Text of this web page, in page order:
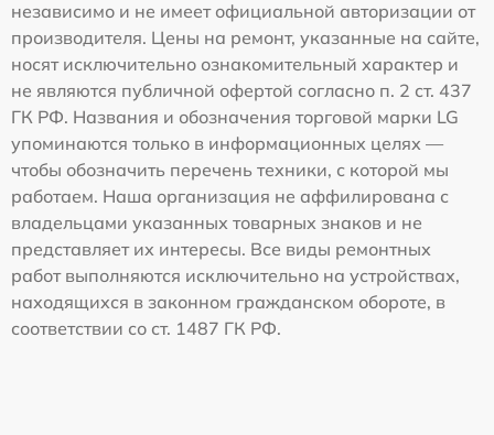
независимо и не имеет официальной авторизации от
производителя. Цены на ремонт, указанные на сайте,
носят исключительно ознакомительный характер и
не являются публичной офертой согласно п. 2 ст. 437
ГК РФ. Названия и обозначения торговой марки LG
упоминаются только в информационных целях —
чтобы обозначить перечень техники, с которой мы
работаем. Наша организация не аффилирована с
владельцами указанных товарных знаков и не
представляет их интересы. Все виды ремонтных
работ выполняются исключительно на устройствах,
находящихся в законном гражданском обороте, в
соответствии со ст. 1487 ГК РФ.